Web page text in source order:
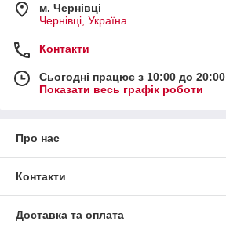
м. Чернівці
Чернівці, Україна
Контакти
Сьогодні працює з 10:00 до 20:00
Показати весь графік роботи
Про нас
Контакти
Доставка та оплата